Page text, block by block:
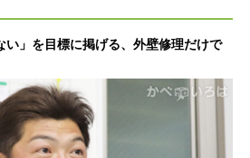
い」を目標に掲げる、外壁修理だけで